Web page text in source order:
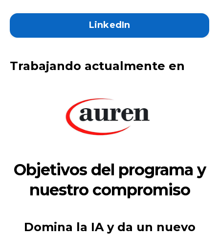
LinkedIn
Trabajando actualmente en
Objetivos del programa y
nuestro compromiso
Domina la IA y da un nuevo